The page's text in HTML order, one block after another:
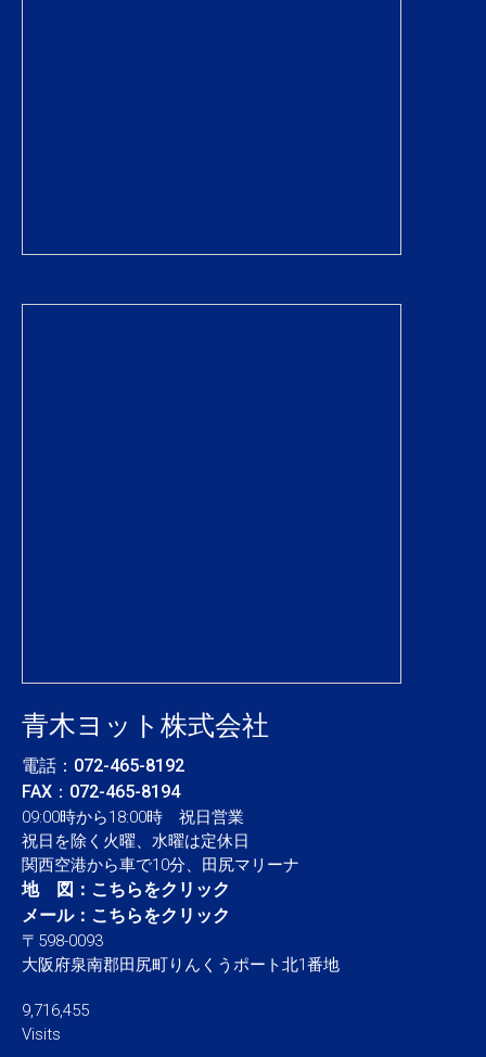
青木ヨット株式会社
電話： 072-465-8192
FAX：072-465-8194
09:00時から18:00時 祝日営業
祝日を除く火曜、水曜は定休日
関西空港から車で10分、田尻マリーナ
地 図： こちらをクリック
メール： こちらをクリック
〒598-0093
大阪府泉南郡田尻町りんくうポート北1番地
9,716,455
Visits